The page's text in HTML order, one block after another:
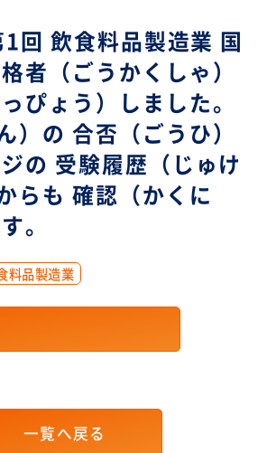
回 飲食料品製造業 国
者（ごうかくしゃ）
ぴょう）しました。
）の 合否（ごうひ）
の 受験履歴（じゅけ
らも 確認（かくに
。
料品製造業
一覧へ戻る